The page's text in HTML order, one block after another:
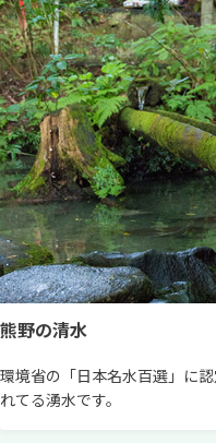
熊野の清水
環境省の「日本名水百選」に
れてる湧水です。